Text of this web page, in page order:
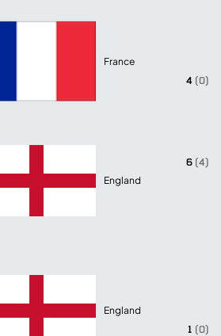
France
England
4 (0)
6 (4)
England
1 (0)